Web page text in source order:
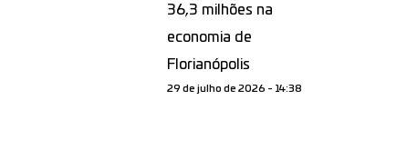
36,3 milhões na
economia de
Florianópolis
29 de julho de 2026 - 14:38